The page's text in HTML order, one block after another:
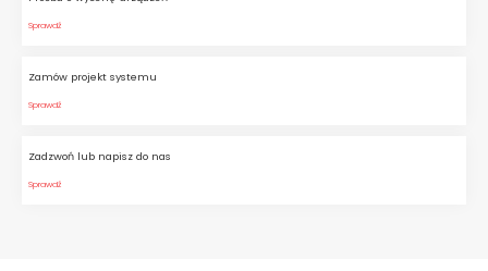
Sprawdź
Zamów projekt systemu
Sprawdź
Zadzwoń lub napisz do nas
Sprawdź